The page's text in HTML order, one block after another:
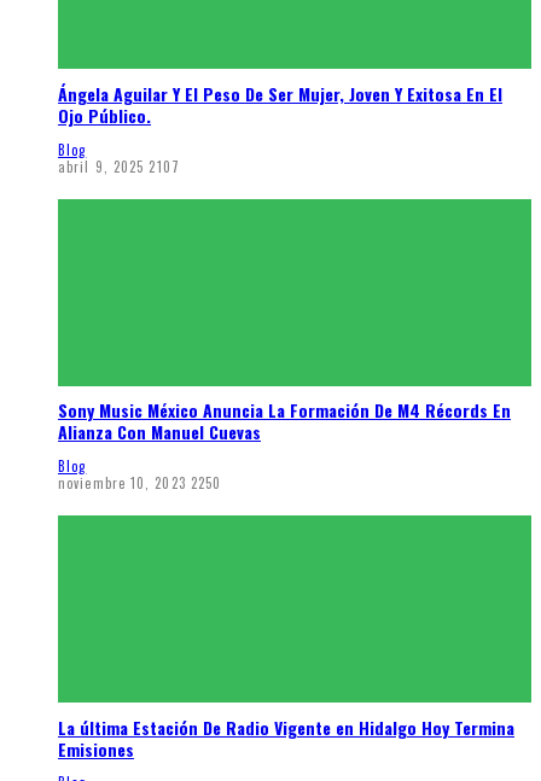
Ángela Aguilar Y El Peso De Ser Mujer, Joven Y Exitosa En El
Ojo Público.
Blog
abril 9, 2025 2107
Sony Music México Anuncia La Formación De M4 Récords En
Alianza Con Manuel Cuevas
Blog
noviembre 10, 2023 2250
La última Estación De Radio Vigente en Hidalgo Hoy Termina
Emisiones